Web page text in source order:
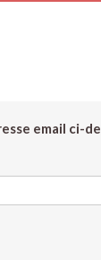
email ci-